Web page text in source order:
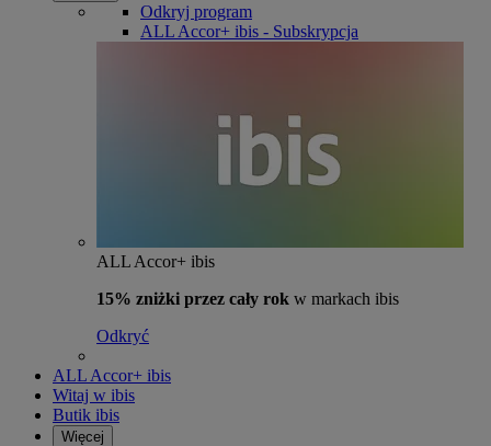
Odkryj program
ALL Accor+ ibis - Subskrypcja
ALL Accor+ ibis
15% zniżki przez cały rok w markach ibis
Odkryć
ALL Accor+ ibis
Witaj w ibis
Butik ibis
Więcej